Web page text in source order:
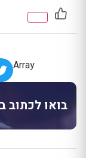
Array
בואו לכתוב